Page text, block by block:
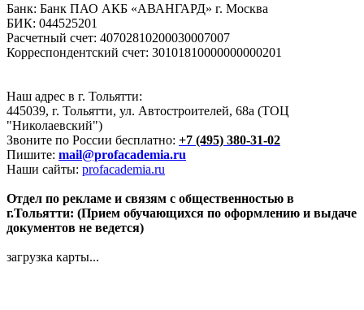
Банк: Банк ПАО АКБ «АВАНГАРД» г. Москва
БИК: 044525201
Расчетный счет: 40702810200030007007
Корреспондентский счет: 30101810000000000201
Наш адрес в г. Тольятти:
445039, г. Тольятти, ул. Автостроителей, 68а (ТОЦ
"Николаевский")
Звоните по России бесплатно: +7 (495) 380-31-02
Пишите: mail@profacademia.ru
Наши сайты: profacademia.ru
Отдел по рекламе и связям с общественностью в
г.Тольятти: (Прием обучающихся по оформлению и выдаче
документов не ведется)
загрузка карты...